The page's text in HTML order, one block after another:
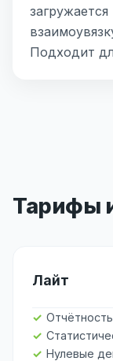
Подходит
Тарифы
Лайт
Нулевые